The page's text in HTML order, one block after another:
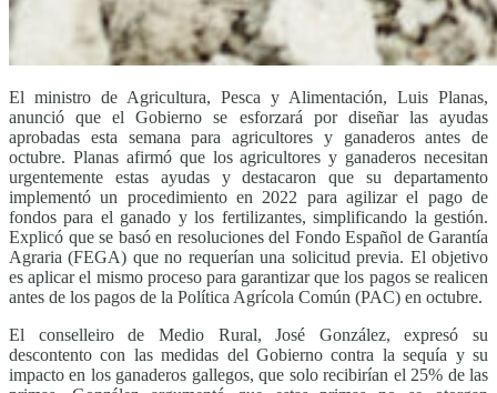
El ministro de Agricultura, Pesca y Alimentación, Luis Planas,
anunció que el Gobierno se esforzará por diseñar las ayudas
aprobadas esta semana para agricultores y ganaderos antes de
octubre. Planas afirmó que los agricultores y ganaderos necesitan
urgentemente estas ayudas y destacaron que su departamento
implementó un procedimiento en 2022 para agilizar el pago de
fondos para el ganado y los fertilizantes, simplificando la gestión.
Explicó que se basó en resoluciones del Fondo Español de Garantía
Agraria (FEGA) que no requerían una solicitud previa. El objetivo
es aplicar el mismo proceso para garantizar que los pagos se realicen
antes de los pagos de la Política Agrícola Común (PAC) en octubre.
El conselleiro de Medio Rural, José González, expresó su
descontento con las medidas del Gobierno contra la sequía y su
impacto en los ganaderos gallegos, que solo recibirían el 25% de las